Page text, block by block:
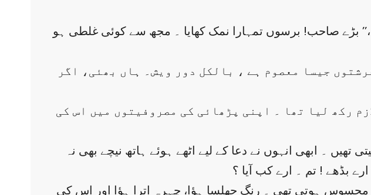
،’’ بڑے صاحب! برسوں تمہارا نمک کھایا ۔ مجھ سے کوئی غلطی ہو
جیسا معصوم ہے ، بالکل دور ویش۔ ہاں بھئی، اگر
رکھ لیا تھا ۔ اپنی پڑھائی کی مصروفیتوں میں اس کی
۔ ابھی انہوں نے دعا کے لیے اٹھے ہوئے ہاتھ نیچے بھی نہ
ہوتی تھی ۔ رنگ جھلسا ہؤا، چہرہ اترا ہؤا اور اس کی